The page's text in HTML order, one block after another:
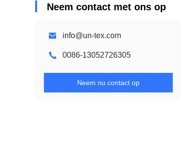
Neem contact met ons op
info@un-tex.com
0086-13052726305
Neem nu contact op